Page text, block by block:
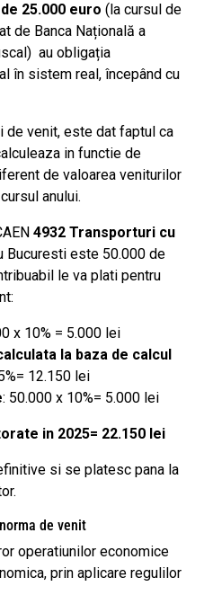
25.000 euro (la cursul de
de Banca Națională a
au obligația
în sistem real, începând cu
de venit, este dat faptul ca
in functie de
de valoarea veniturilor
anului.
4932 Transporturi cu
Bucuresti este 50.000 de
le va plati pentru
x 10% = 5.000 lei
la baza de calcul
12.150 lei
: 50.000 x 10%= 5.000 lei
in 2025= 22.150 lei
si se platesc pana la
de venit
operatiunilor economice
prin aplicare regulilor